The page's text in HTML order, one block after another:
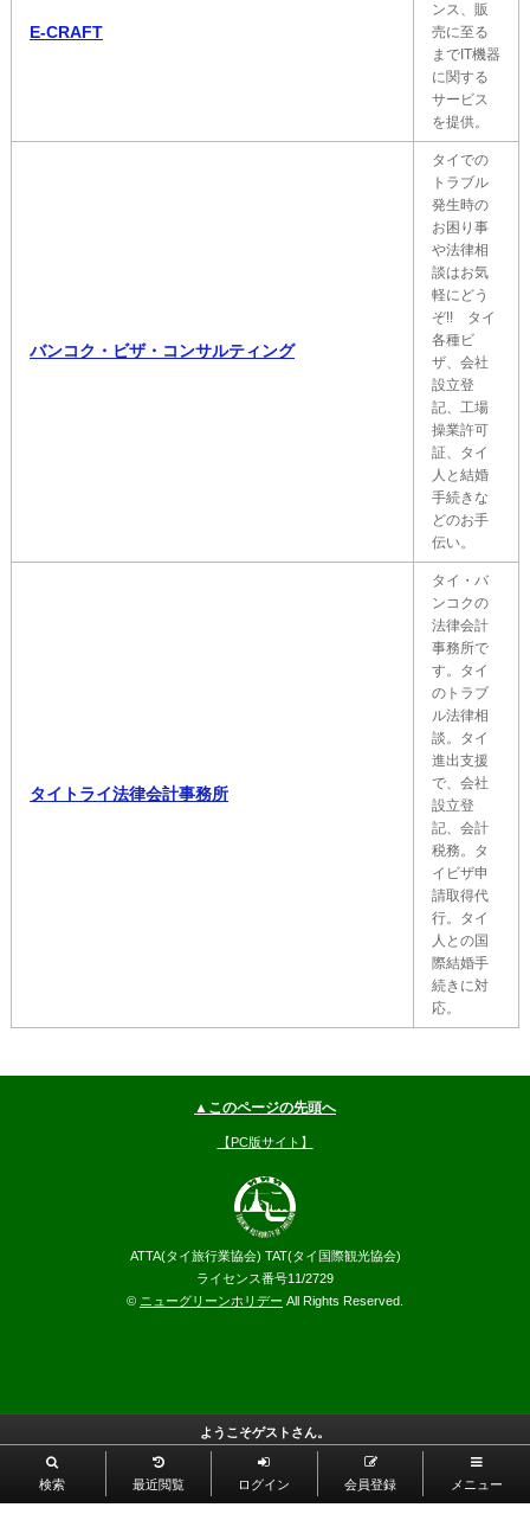
E-CRAFT
ンス、販
売に至る
までIT機器
に関する
サービス
を提供。
バンコク・ビザ・コンサルティング
タイでの
トラブル
発生時の
お困り事
や法律相
談はお気
軽にどう
ぞ!! タイ
各種ビ
ザ、会社
設立登
記、工場
操業許可
証、タイ
人と結婚
手続きな
どのお手
伝い。
タイトライ法律会計事務所
タイ・バ
ンコクの
法律会計
事務所で
す。タイ
のトラブ
ル法律相
談。タイ
進出支援
で、会社
設立登
記、会計
税務。タ
イビザ申
請取得代
行。タイ
人との国
際結婚手
続きに対
応。
▲このページの先頭へ
【PC版サイト】
ATTA(タイ旅行業協会) TAT(タイ国際観光協会)
ライセンス番号11/2729
© ニューグリーンホリデー All Rights Reserved.
ようこそゲストさん。
検索 最近閲覧 ログイン 会員登録 メニュー